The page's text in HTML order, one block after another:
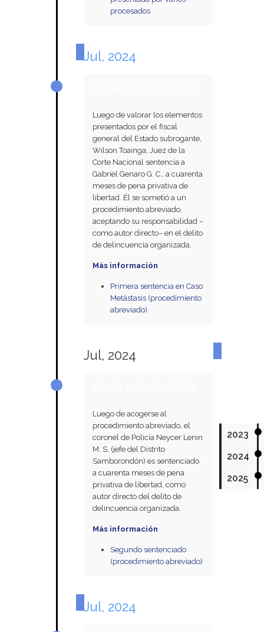
2023
2024
2025
procesados
Jul, 2024
Luego de valorar los elementos
presentados por el fiscal
general del Estado subrogante,
Wilson Toainga, Juez de la
Corte Nacional sentencia a
Gabriel Genaro G. C., a cuarenta
meses de pena privativa de
libertad. Él se sometió a un
procedimiento abreviado,
aceptando su responsabilidad –
como autor directo– en el delito
de delincuencia organizada.
Más información
Primera sentencia en Caso
Metástasis (procedimiento
abreviado)
Jul, 2024
Luego de acogerse al
procedimiento abreviado, el
coronel de Policía Neycer Lenin
M. S. (jefe del Distrito
Samborondón) es sentenciado
a cuarenta meses de pena
privativa de libertad, como
autor directo del delito de
delincuencia organizada.
Más información
Segundo sentenciado
(procedimiento abreviado)
Jul, 2024